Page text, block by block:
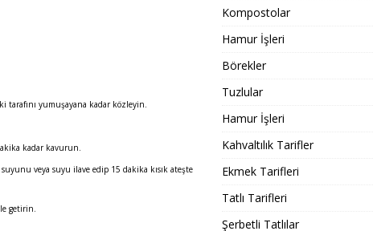
tarafını yumuşayana kadar közleyin.
kadar kavurun.
veya suyu ilave edip 15 dakika kısık ateşte
getirin.
Kompostolar
Hamur İşleri
Börekler
Tuzlular
Hamur İşleri
Kahvaltılık Tarifler
Ekmek Tarifleri
Tatlı Tarifleri
Şerbetli Tatlılar